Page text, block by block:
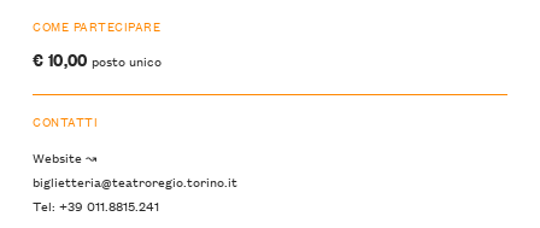
COME PARTECIPARE
€ 10,00 posto unico
CONTATTI
Website ↝
biglietteria@teatroregio.torino.it
Tel: +39 011.8815.241